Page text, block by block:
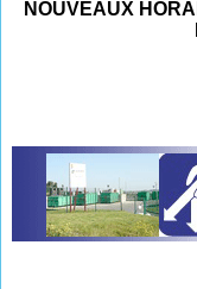
NOUVEAUX